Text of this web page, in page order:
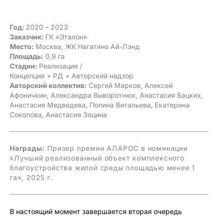
Год: 2020 – 2023
Заказчик: ГК «Эталон»
Место: Москва, ЖК Нагатино Ай-Лэнд
Площадь: 0,9 га
Стадии: Реализация /
Концепция + РД + Авторский надзор
Авторский коллектив: Сергей Марков, Алексей
Афоничкин, Александра Выворотнюк, Анастасия Бацких,
Анастасия Медведева, Полина Витальева, Екатерина
Соколова, Анастасия Зоцина
Награды: Призер премии АЛАРОС в номинации
«Лучший реализованный объект комплексного
благоустройства жилой среды площадью менее 1
га», 2025 г.
В настоящий момент завершается вторая очередь